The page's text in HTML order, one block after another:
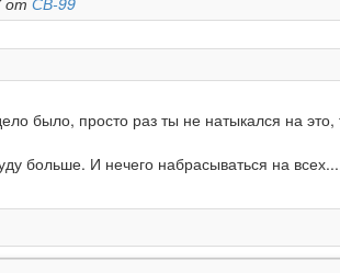
было, просто раз ты не натыкался на
больше. И нечего набрасываться на